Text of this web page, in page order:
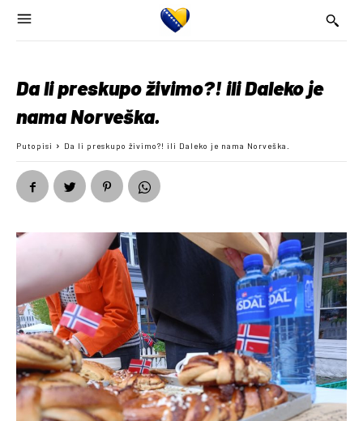
Da li preskupo živimo?! ili Daleko je
nama Norveška.
Putopisi Da li preskupo živimo?! ili Daleko je nama Norveška.